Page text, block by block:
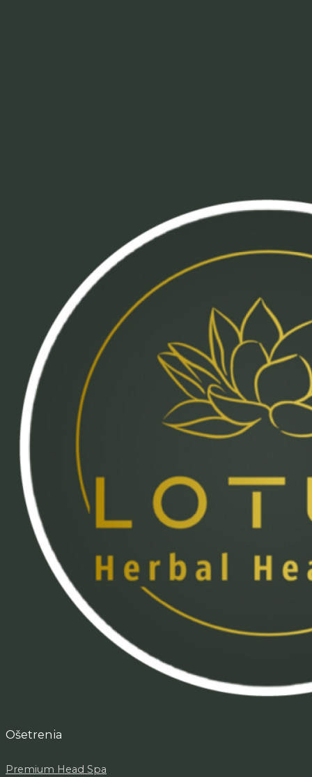
Ošetrenia
Premium Head Spa